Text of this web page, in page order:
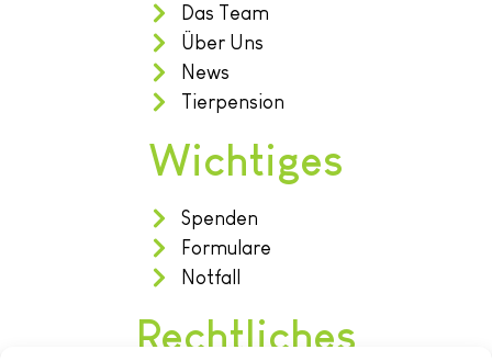
Das Team
Über Uns
News
Tierpension
Wichtiges
Spenden
Formulare
Notfall
Rechtliches